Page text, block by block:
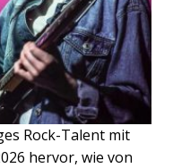
Rock-Talent mit
hervor, wie von